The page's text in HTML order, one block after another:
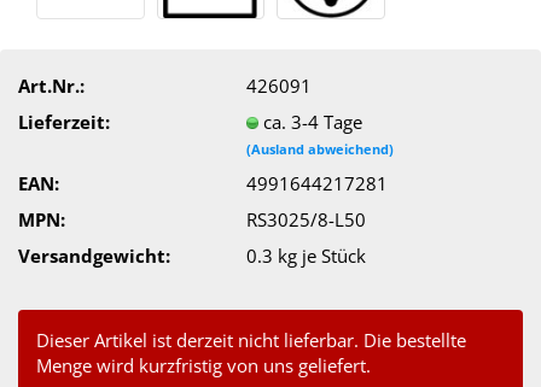
Art.Nr.:
426091
Lieferzeit:
ca. 3-4 Tage
(Ausland abweichend)
EAN:
4991644217281
MPN:
RS3025/8-L50
Versandgewicht:
0.3 kg je Stück
Dieser Artikel ist derzeit nicht lieferbar. Die bestellte
Menge wird kurzfristig von uns geliefert.